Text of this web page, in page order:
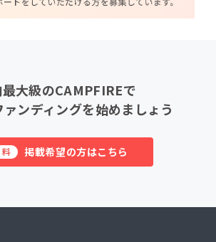
大級のCAMPFIREで
ンディングを始めましょう
無料 掲載希望の方はこちら